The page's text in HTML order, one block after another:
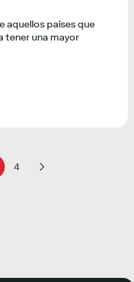
aquellos países que
tener una mayor
4